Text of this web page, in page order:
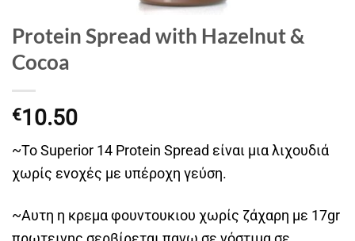
Protein Spread with Hazelnut &
Cocoa
€10.50
~Το Superior 14 Protein Spread είναι μια λιχουδιά
χωρίς ενοχές με υπέροχη γεύση.
~Αυτη η κρεμα φουντουκιου χωρίς ζάχαρη με 17gr